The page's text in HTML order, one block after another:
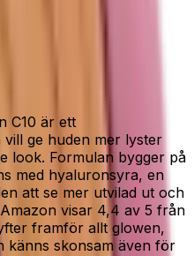
glow
C10 är ett
ge huden mer lyster
look. Formulan bygger på
med hyaluronsyra, en
att se mer utvilad ut och
visar 4,4 av 5 från
framför allt glowen,
känns skonsam även för